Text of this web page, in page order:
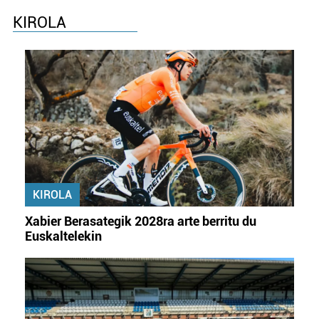
datuen atalean. Edozein unetan alda edo ken dezakezu
zure baimena Cookieen adierazpenean.
Webgune honek cookie propioak eta hirugarrenen cookie-
fitxategiak erabiltzen ditu. Zure esperientzia eta
zerbitzuak hobetzeko asmoz, cookie teknologiaz
baliatzen gara. Ohar hau onartuz gero, teknologia hori
erabiltzeko baimen esplizitua ematen diguzu.Gehiago
irakurri
KIROLA
KIROLA
Xabier Berasategik 2028ra arte berritu du
Euskaltelekin